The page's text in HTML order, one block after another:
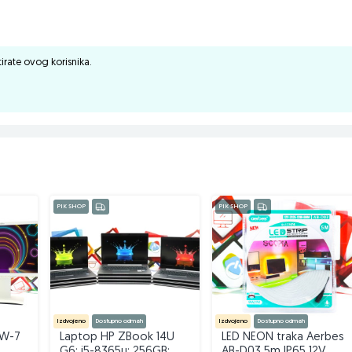
ovog korisnika.
7
PIK SHOP
Izdvojeno Dostupno odmah
Laptop HP ZBook 14U
PIK SHOP
Izdvojeno Dostupno odmah
LED NEON traka Aerbes